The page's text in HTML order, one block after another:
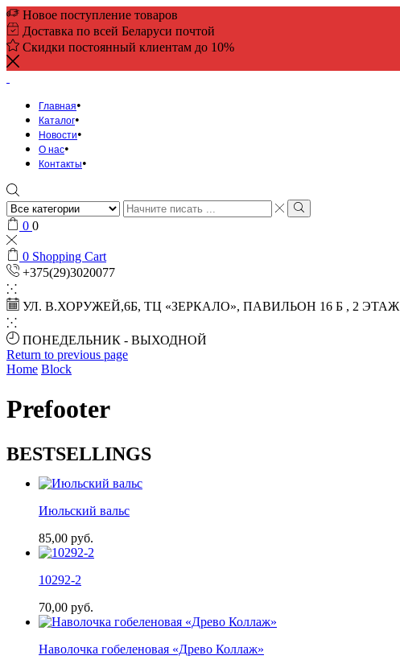
Новое поступление товаров
Доставка по всей Беларуси почтой
Скидки постоянный клиентам до 10%
Главная
Каталог
Новости
О нас
Контакты
Search
input
Search
0 0
0 Shopping Cart
+375(29)3020077
УЛ. В.ХОРУЖЕЙ,6Б, ТЦ «ЗЕРКАЛО», ПАВИЛЬОН 16 Б , 2 ЭТАЖ
ПОНЕДЕЛЬНИК - ВЫХОДНОЙ
Return to previous page
Home Block
Prefooter
BESTSELLINGS
Июльский вальс
85,00 руб.
10292-2
70,00 руб.
Наволочка гобеленовая «Древо Коллаж»